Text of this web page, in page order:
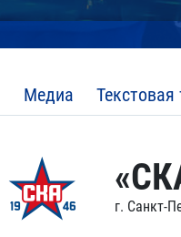
Медиа Текстовая
г. Санкт-